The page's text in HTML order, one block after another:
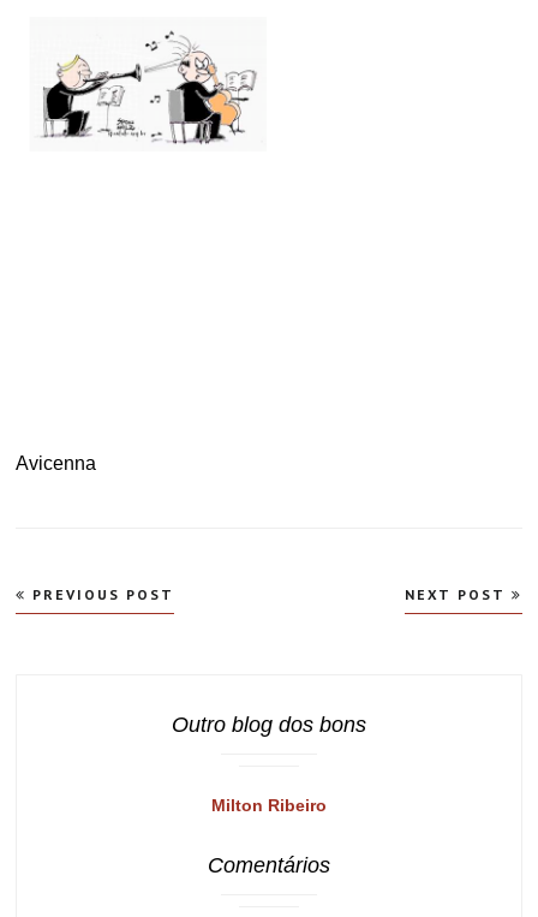
Avicenna
Navegação
de
PREVIOUS POST NEXT POST
Outro blog dos bons
Milton Ribeiro
Comentários